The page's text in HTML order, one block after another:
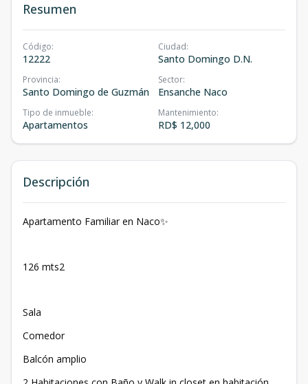
Resumen
Código:
12222
Ciudad:
Santo Domingo D.N.
Provincia:
Santo Domingo de Guzmán
Sector:
Ensanche Naco
Tipo de inmueble:
Apartamentos
Mantenimiento:
RD$ 12,000
Descripción
Apartamento Familiar en Naco✨
126 mts2
Sala
Comedor
Balcón amplio